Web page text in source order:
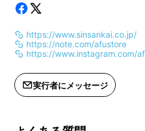
https://www.sinsankai.co.jp/
https://note.com/afustore
https://www.instagram.com/
実行者にメッセージ